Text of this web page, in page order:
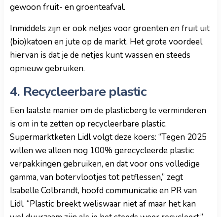
gewoon fruit- en groenteafval.
Inmiddels zijn er ook netjes voor groenten en fruit uit
(bio)katoen en jute op de markt. Het grote voordeel
hiervan is dat je de netjes kunt wassen en steeds
opnieuw gebruiken.
4. Recycleerbare plastic
Een laatste manier om de plasticberg te verminderen
is om in te zetten op recycleerbare plastic.
Supermarktketen Lidl volgt deze koers: “Tegen 2025
willen we alleen nog 100% gerecycleerde plastic
verpakkingen gebruiken, en dat voor ons volledige
gamma, van botervlootjes tot petflessen,” zegt
Isabelle Colbrandt, hoofd communicatie en PR van
Lidl. “Plastic breekt weliswaar niet af maar het kan